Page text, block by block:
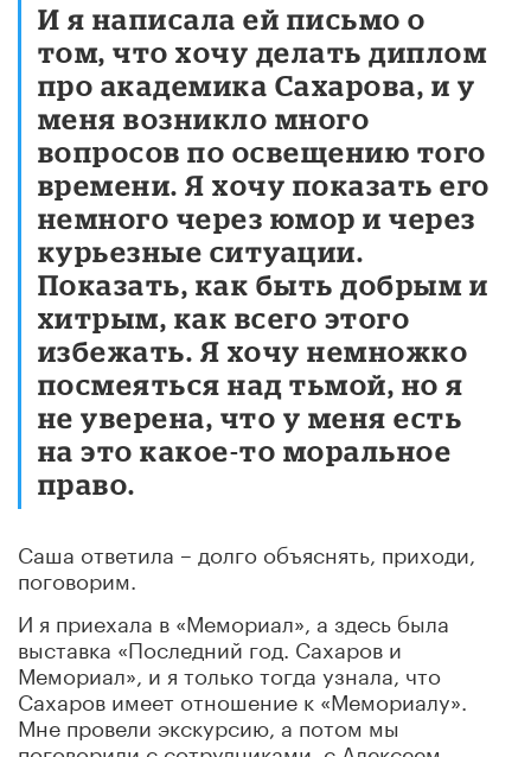
И я написала ей письмо о
том, что хочу делать диплом
про академика Сахарова, и у
меня возникло много
вопросов по освещению того
времени. Я хочу показать его
немного через юмор и через
курьезные ситуации.
Показать, как быть добрым и
хитрым, как всего этого
избежать. Я хочу немножко
посмеяться над тьмой, но я
не уверена, что у меня есть
на это какое-то моральное
право.
Саша ответила – долго объяснять, приходи,
поговорим.
И я приехала в «Мемориал», а здесь была
выставка «Последний год. Сахаров и
Мемориал», и я только тогда узнала, что
Сахаров имеет отношение к «Мемориалу».
Мне провели экскурсию, а потом мы